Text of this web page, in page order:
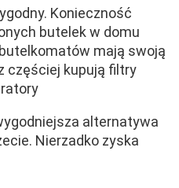
Konieczność
butelek w domu
mają swoją
częściej kupują filtry
alternatywa
Nierzadko zyska